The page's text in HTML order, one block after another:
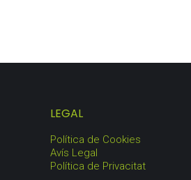
LEGAL
Política de Cookies
Avís Legal
Política de Privacitat